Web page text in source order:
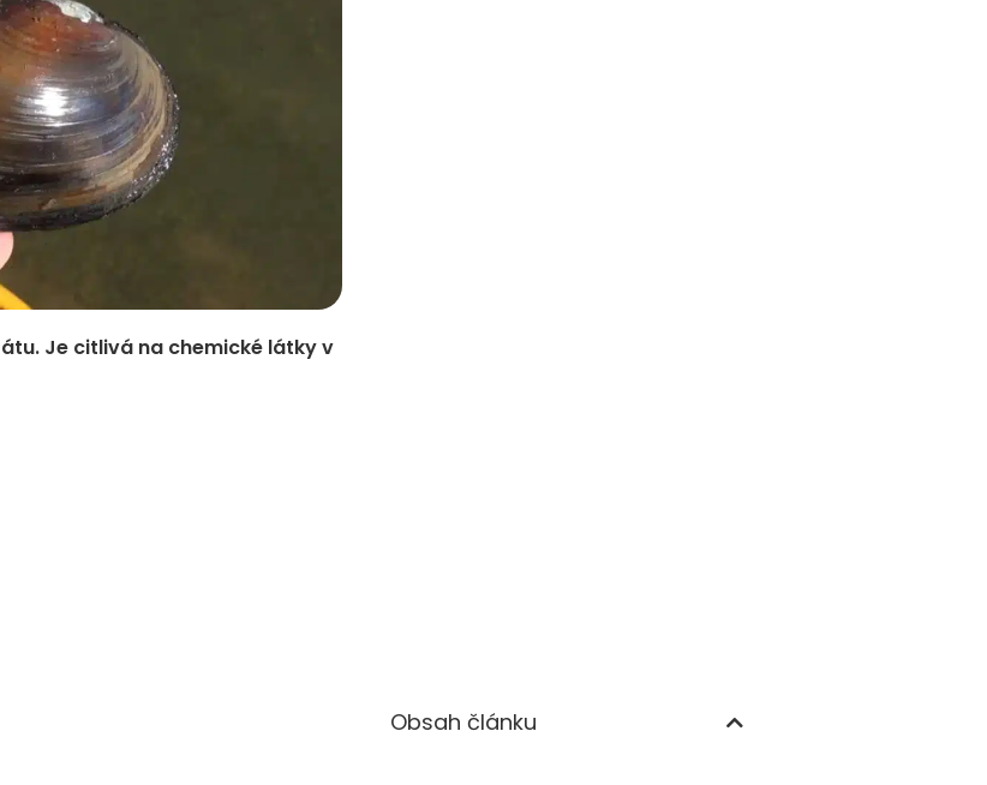
Je citlivá na chemické látky v
Obsah článku